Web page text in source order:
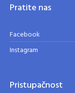
Pratite nas
Facebook
Instagram
Pristupačnost